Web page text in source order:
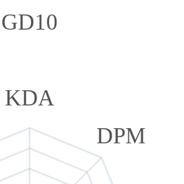
GD10
KDA
DPM